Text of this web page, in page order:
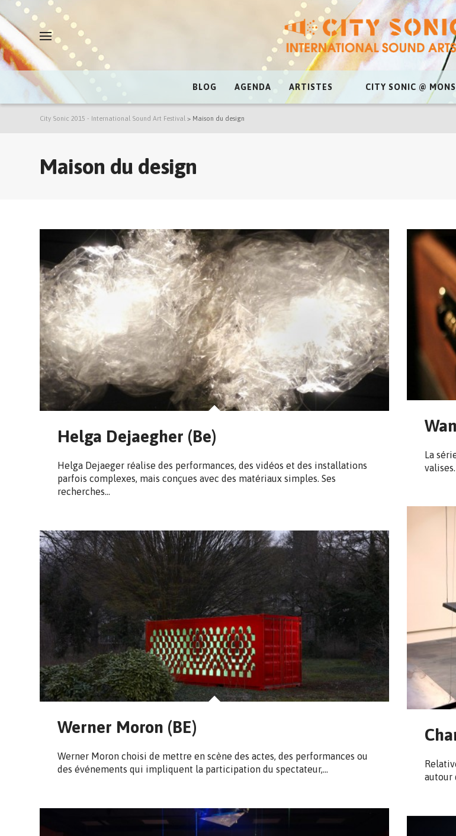
BLOG AGENDA ARTISTES CITY SONIC @
City Sonic 2015 - International Sound Art Festival > Maison du design
Maison du design
Helga Dejaegher (Be)
Helga Dejaeger réalise des performances, des vidéos et des installations
parfois complexes, mais conçues avec des matériaux simples. Ses
recherches…
La
autour
Werner Moron (BE)
Werner Moron choisi de mettre en scène des actes, des performances ou
des événements qui impliquent la participation du spectateur,…